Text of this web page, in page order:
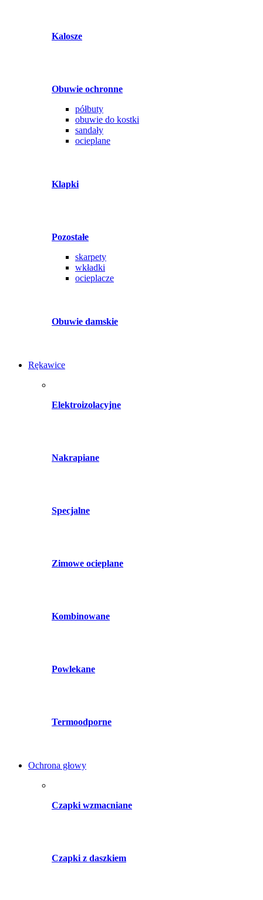
Kalosze
Obuwie ochronne
półbuty
obuwie do kostki
sandały
ocieplane
Klapki
Pozostałe
skarpety
wkładki
ocieplacze
Obuwie damskie
Rękawice
Elektroizolacyjne
Nakrapiane
Specjalne
Zimowe ocieplane
Kombinowane
Powlekane
Termoodporne
Ochrona głowy
Czapki wzmacniane
Czapki z daszkiem